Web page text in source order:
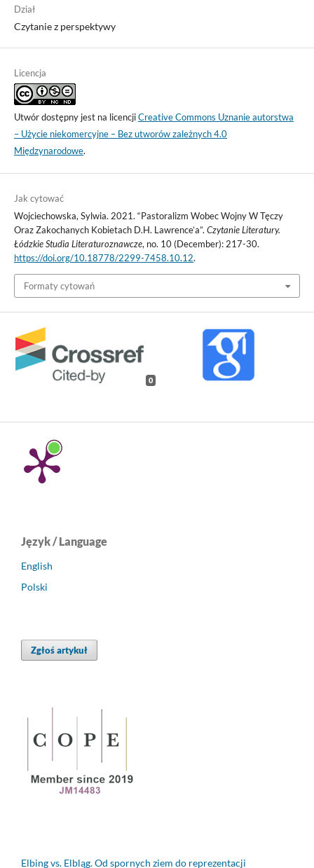
Dział
Czytanie z perspektywy
Licencja
Utwór dostępny jest na licencjiCreative Commons Uznanie autorstwa
– Użycie niekomercyjne – Bez utworów zależnych 4.0
Międzynarodowe.
Jak cytować
Wojciechowska, Sylwia. 2021. “Pastoralizm Wobec Wojny W Tęczy
Oraz Zakochanych Kobietach D.H. Lawrence’a”. Czytanie Literatury.
Łódzkie Studia Literaturoznawcze, no. 10 (December): 217-30.
https://doi.org/10.18778/2299-7458.10.12.
Formaty cytowań
0
Język / Language
English
Polski
Zgłoś artykuł
Elbing vs. Elbląg. Od spornych ziem do reprezentacji